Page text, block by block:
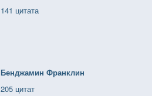
141 цитата
Бенджамин Франклин
205 цитат